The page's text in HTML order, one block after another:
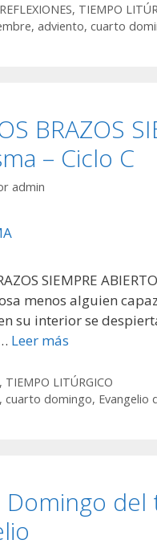
REFLEXIONES, TIEMPO
,adviento,cuarto
BRAZOS
– Ciclo C
admin
SIEMPRE
menos alguien
su interior se
Leer más
, TIEMPO LITÚRGICO
,cuarto domingo, Evangelio
Domingo